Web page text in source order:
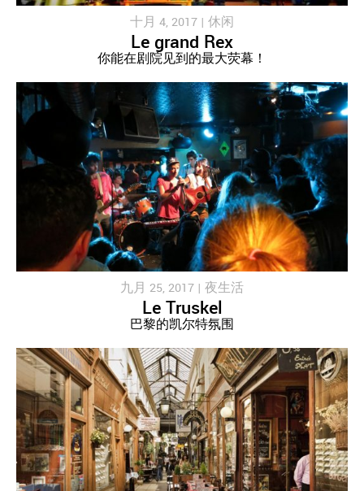
十月 4, 2017 | 休闲
Le grand Rex
你能在剧院见到的最大荧幕！
九月 25, 2017 | 夜生活
Le Truskel
巴黎的凯尔特氛围